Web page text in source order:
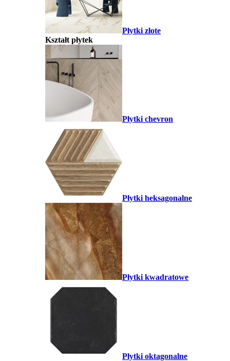
Płytki złote
Kształt płytek
Płytki chevron
Płytki heksagonalne
Płytki kwadratowe
Płytki oktagonalne